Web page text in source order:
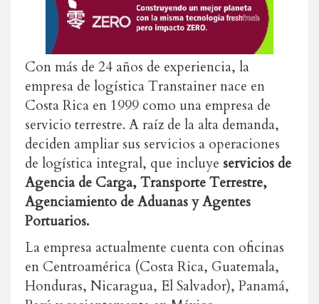
Con más de 24 años de experiencia, la
empresa de logística Transtainer nace en
Costa Rica en 1999 como una empresa de
servicio terrestre. A raíz de la alta demanda,
deciden ampliar sus servicios a operaciones
de logística integral, que incluye servicios de
Agencia de Carga, Transporte Terrestre,
Agenciamiento de Aduanas y Agentes
Portuarios.
La empresa actualmente cuenta con oficinas
en Centroamérica (Costa Rica, Guatemala,
Honduras, Nicaragua, El Salvador), Panamá,